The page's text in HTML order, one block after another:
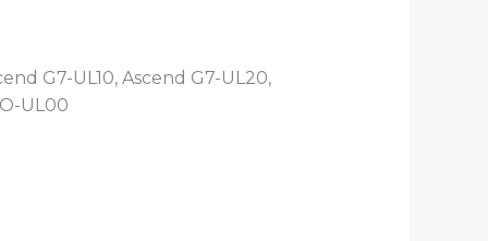
G7-UL10, Ascend G7-UL20,
UL00